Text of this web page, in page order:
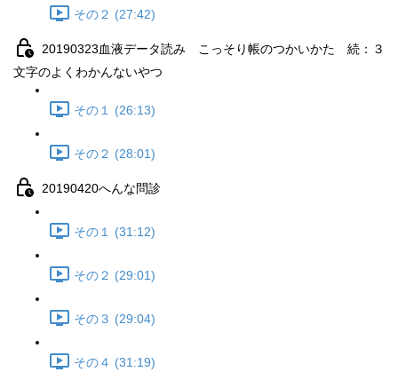
その２ (27:42)
20190323血液データ読み こっそり帳のつかいかた 続：３
文字のよくわかんないやつ
その１ (26:13)
その２ (28:01)
20190420へんな問診
その１ (31:12)
その２ (29:01)
その３ (29:04)
その４ (31:19)